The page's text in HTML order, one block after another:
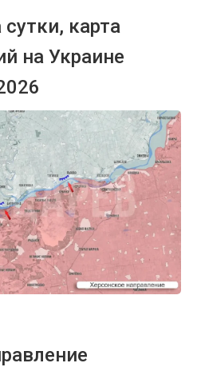
карта
на Украине